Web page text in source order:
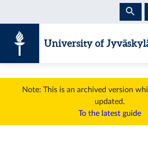
University of
Note: This is an archived version
updated.
To the latest guide